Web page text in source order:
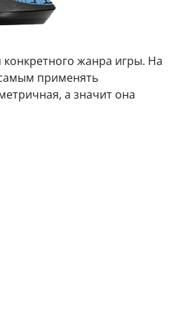
жанра игры. На
применять
а значит она